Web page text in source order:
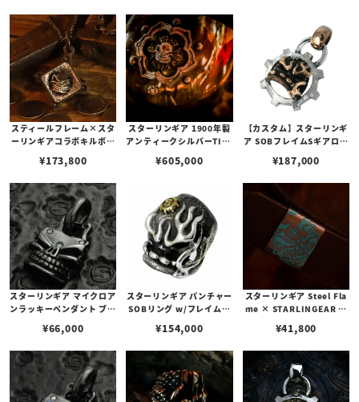
スティールフレーム×スタ
ーリンギアコラボキルボッ
ロスカル
¥173,800
スターリンギア 1900年製
アンティークシルバーTIFF
ーカップ w/シルバータイ
ブラスアンティークパーツ
カスタム
¥605,000
【カスタム】スターリンギ
ア SOBフレイムSギアロゴ
パー＆シルバー w/スピニ
¥187,000
スターリンギア マイクロア
ンラッキーペンダント ブラ
¥66,000
スターリンギア パンチャー
SOBリング w/フレイムス
チャー
¥154,000
スターリンギア Steel Fla
me × STARLINGEAR コ
ップw/スリックスター グ
¥41,800